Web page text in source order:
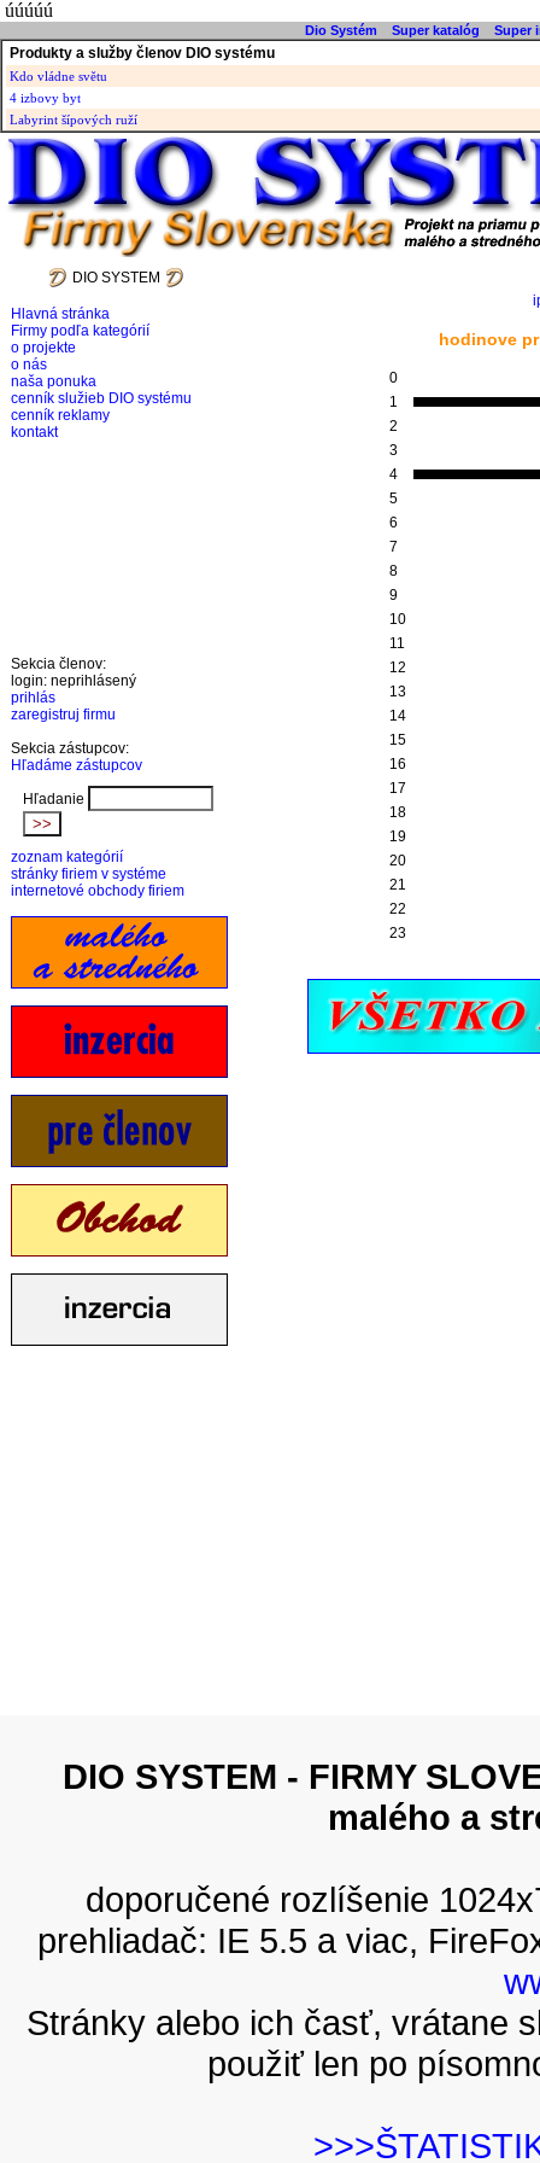
úúúúú
Dio Systém Super katalóg Super
Produkty a služby členov DIO systému
Kdo vládne světu
4 izbovy byt
Labyrint šípových ruží
DIO SYSTEM
Hlavná stránka
Firmy podľa kategórií
o projekte
o nás
naša ponuka
cenník služieb DIO systému
cenník reklamy
kontakt
Sekcia členov:
login: neprihlásený
prihlás
zaregistruj firmu
Sekcia zástupcov:
Hľadáme zástupcov
Hľadanie
zoznam kategórií
stránky firiem v systéme
internetové obchody firiem
hodinove
0
1
2
3
4
5
6
7
8
9
10
11
12
13
14
15
16
17
18
19
20
21
22
23
DIO SYSTEM - FIRMY
malého a
doporučené rozlíšenie
prehliadač: IE 5.5 a viac,
Stránky alebo ich časť, vrátane
použiť len po